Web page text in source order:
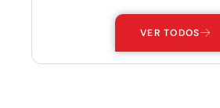
VER TODOS